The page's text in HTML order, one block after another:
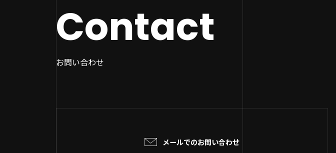
Contact
お問い合わせ
メールでのお問い合わせ